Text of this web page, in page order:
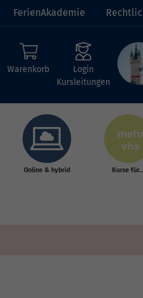
FerienAkademie
Warenkorb
Login
Kursleitungen
Online & hybrid Kurse für...